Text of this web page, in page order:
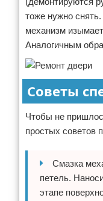
тоже нужно
механизм
Аналогичным
Советы
Чтобы не
простых советов
Смазка
петель.
этапе